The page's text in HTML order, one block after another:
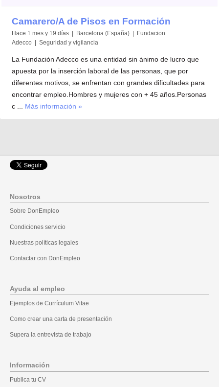
Camarero/A de Pisos en Formación
Hace 1 mes y 19 días | Barcelona (España) | Fundacion
Adecco | Seguridad y vigilancia
La Fundación Adecco es una entidad sin ánimo de lucro que
apuesta por la inserción laboral de las personas, que por
diferentes motivos, se enfrentan con grandes dificultades para
encontrar empleo.Hombres y mujeres con + 45 años.Personas
c ... Más información »
Nosotros
Sobre DonEmpleo
Condiciones servicio
Nuestras políticas legales
Contactar con DonEmpleo
Ayuda al empleo
Ejemplos de Currículum Vitae
Como crear una carta de presentación
Supera la entrevista de trabajo
Información
Publica tu CV